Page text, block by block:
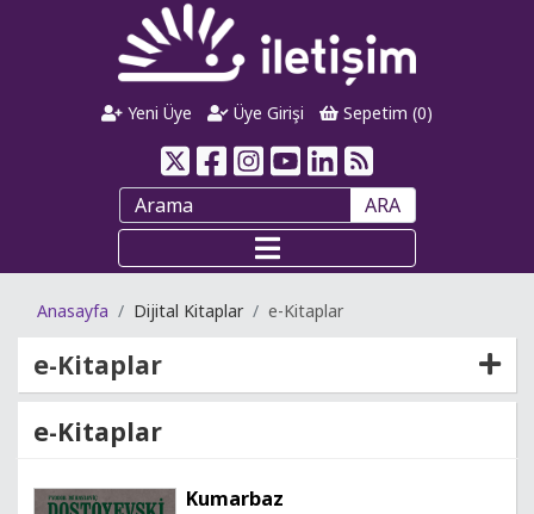
Yeni Üye Üye Girişi Sepetim (0)
ARA
Anasayfa Dijital Kitaplar e-Kitaplar
e-Kitaplar
e-Kitaplar
Kumarbaz